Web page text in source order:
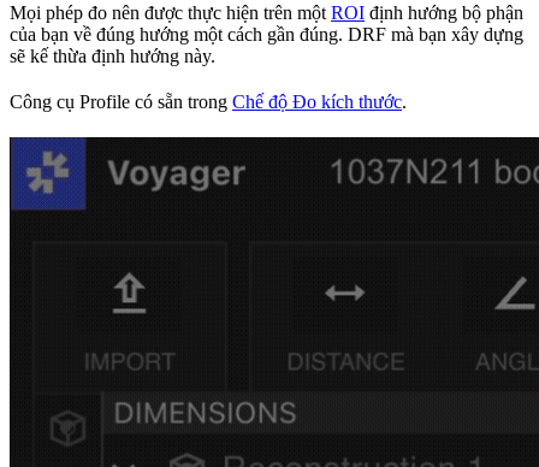
Mọi phép đo nên được thực hiện trên một ROI định hướng bộ phận
của bạn về đúng hướng một cách gần đúng. DRF mà bạn xây dựng
sẽ kế thừa định hướng này.
Công cụ Profile có sẵn trong Chế độ Đo kích thước.